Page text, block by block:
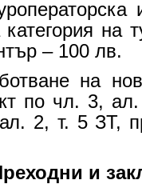
на
– 100 лв.
на
по чл. 3,
2, т. 5 ЗТ,
и